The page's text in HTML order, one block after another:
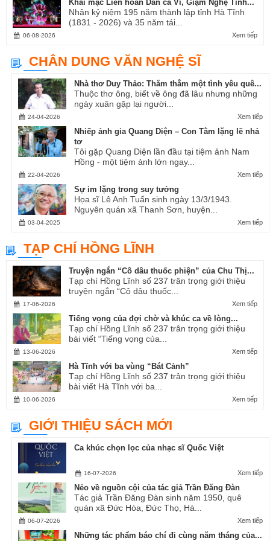
Khai mạc Liên hoan Dân ca Ví, Giặm Nghệ Tĩnh...
Nhân kỷ niệm 195 năm thành lập tỉnh Hà Tĩnh
(1831 - 2026) và 35 năm tái...
Xem tiếp
06-08-2026
CHÂN DUNG VĂN NGHỆ SĨ
Nhà thơ Duy Thảo: Thăm thẳm một tình yêu quê...
Thuộc thơ ông, biết về ông đã lâu nhưng những
ngày xuân gặp lại người...
Xem tiếp
24-04-2026
Nhiếp ảnh gia Quang Diện – Con Tằm lặng lẽ nhả
tơ
Tôi gặp Quang Diện lần đầu tại tiệm ảnh Nam
Hồng - một tiệm ảnh lớn ngay...
Xem tiếp
22-04-2026
Sự im lặng trong suy tưởng
Họa sĩ Lê Anh Tuấn sinh ngày 13/3/1943.
Nguyên quán xã Thanh Sơn, huyện...
Xem tiếp
03-04-2025
TẠP CHÍ HỒNG LĨNH
Truyện ngắn “Cô dâu thuốc phiện” của Chu Thị...
Tạp chí Hồng Lĩnh số 237 trân trọng giới thiệu
truyện ngắn “Cô dâu thuốc...
Xem tiếp
17-06-2026
Tiếng vọng của đợi chờ và khúc ca về lòng...
Tạp chí Hồng Lĩnh số 237 trân trọng giới thiệu
bài viết “Tiếng vọng của...
Xem tiếp
13-06-2026
Hà Tĩnh với ba vùng “Bát Cảnh”
Tạp chí Hồng Lĩnh số 237 trân trọng giới thiệu
bài viết Hà Tĩnh với ba...
Xem tiếp
10-06-2026
GIỚI THIỆU SÁCH MỚI
Ca khúc chọn lọc của nhạc sĩ Quốc Việt
Xem tiếp
16-07-2026
Nẻo về nguồn cội của tác giả Trần Đăng Đàn
Tác giả Trần Đăng Đàn sinh năm 1950, quê
quán xã Đức Hòa, Đức Thọ, Hà...
Xem tiếp
06-07-2026
Những tác phẩm báo chí đi cùng năm tháng của...